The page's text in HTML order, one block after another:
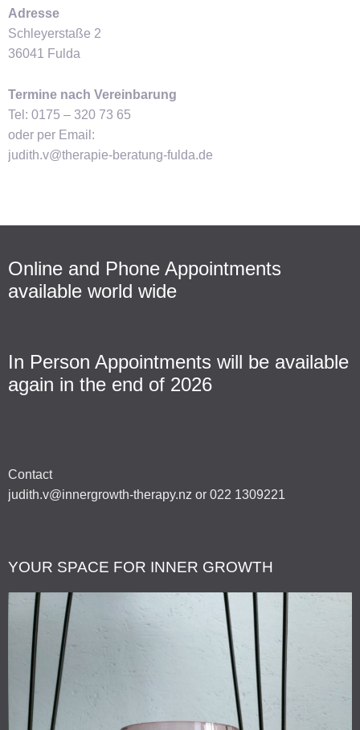
Adresse
Schleyerstaße 2
36041 Fulda
Termine nach Vereinbarung
Tel: 0175 – 320 73 65
oder per Email:
judith.v@therapie-beratung-fulda.de
Online and Phone Appointments
available world wide
In Person Appointments will be available
again in the end of 2026
Contact
judith.v@innergrowth-therapy.nz or 022 1309221
YOUR SPACE FOR INNER GROWTH